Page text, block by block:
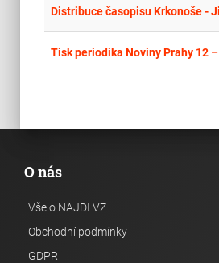
Distribuce časopisu Krkonoše -
Tisk periodika Noviny Prahy 12
O nás
Vše o NAJDI VZ
Obchodní podmínky
GDPR